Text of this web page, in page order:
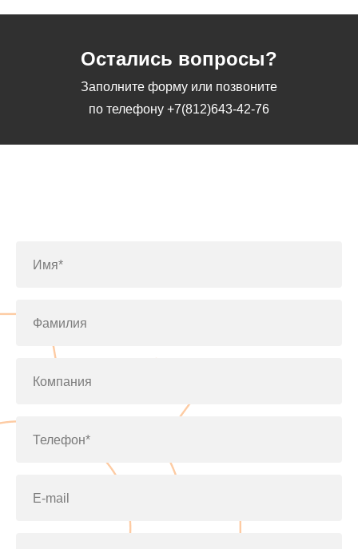
Остались вопросы?
Заполните форму или позвоните
по телефону +7(812)643-42-76
Имя*
Фамилия
Компания
Телефон*
E-mail